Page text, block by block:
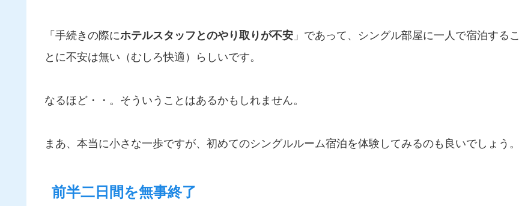
「手続きの際にホテルスタッフとのやり取りが不安 」であって、シングル部屋に一人で宿泊するこ
とに不安は無い（むしろ快適）らしいです。
なるほど・・。そういうことはあるかもしれません。
まあ、本当に小さな一歩ですが、初めてのシングルルーム宿泊を体験してみるのも良いでしょう。
前半二日間を無事終了